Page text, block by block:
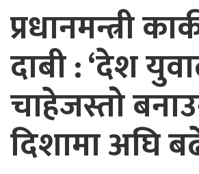
प्रधानमन्त्री
दाबी : ‘देश
चाहेजस्तो
दिशामा अघि